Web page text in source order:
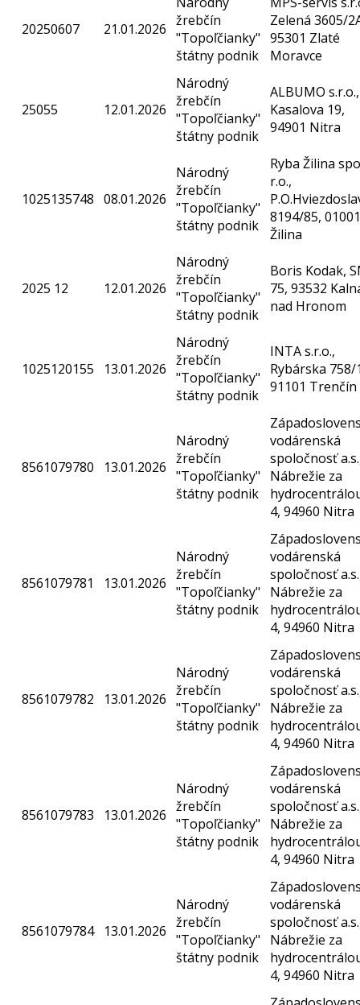
20250607 21.01.2026 žrebčín
"Topoľčianky"
štátny podnik
Zelená 3605/
95301 Zlaté
Moravce
25055 12.01.2026
Národný
žrebčín
"Topoľčianky"
štátny podnik
ALBUMO s.r.o.,
Kasalova 19,
94901 Nitra
1025135748 08.01.2026
Národný
žrebčín
"Topoľčianky"
štátny podnik
Ryba Žilina
r.o.,
8194/85, 01001
Žilina
2025 12 12.01.2026
Národný
žrebčín
"Topoľčianky"
štátny podnik
Boris Kodak,
75, 93532
nad Hronom
1025120155 13.01.2026
Národný
žrebčín
"Topoľčianky"
štátny podnik
INTA s.r.o.,
Rybárska 758/
91101 Trenčín
8561079780 13.01.2026
Národný
žrebčín
"Topoľčianky"
štátny podnik
vodárenská
spoločnosť
Nábrežie za
4, 94960 Nitra
8561079781 13.01.2026
Národný
žrebčín
"Topoľčianky"
štátny podnik
vodárenská
spoločnosť
Nábrežie za
4, 94960 Nitra
8561079782 13.01.2026
Národný
žrebčín
"Topoľčianky"
štátny podnik
vodárenská
spoločnosť
Nábrežie za
4, 94960 Nitra
8561079783 13.01.2026
Národný
žrebčín
"Topoľčianky"
štátny podnik
vodárenská
spoločnosť
Nábrežie za
4, 94960 Nitra
8561079784 13.01.2026
Národný
žrebčín
"Topoľčianky"
štátny podnik
vodárenská
spoločnosť
Nábrežie za
4, 94960 Nitra